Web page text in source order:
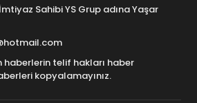
Sahibi YS Grup adına Yaşar
haberlerin telif hakları haber
kopyalamayınız.